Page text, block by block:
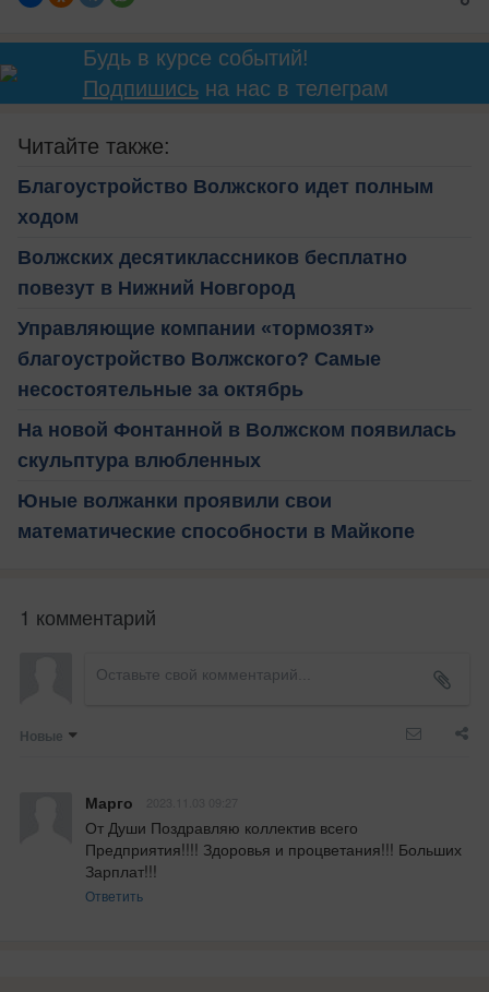
Будь в курсе событий!
Подпишисьна нас в телеграм
Читайте также:
Благоустройство Волжского идет полным
ходом
Волжских десятиклассников бесплатно
повезут в Нижний Новгород
Управляющие компании «тормозят»
благоустройство Волжского? Самые
несостоятельные за октябрь
На новой Фонтанной в Волжском появилась
скульптура влюбленных
Юные волжанки проявили свои
математические способности в Майкопе
1 комментарий
Новые
Марго
От Души Поздравляю коллектив всего
Предприятия!!!! Здоровья и процветания!!! Больших
Зарплат!!!
Ответить